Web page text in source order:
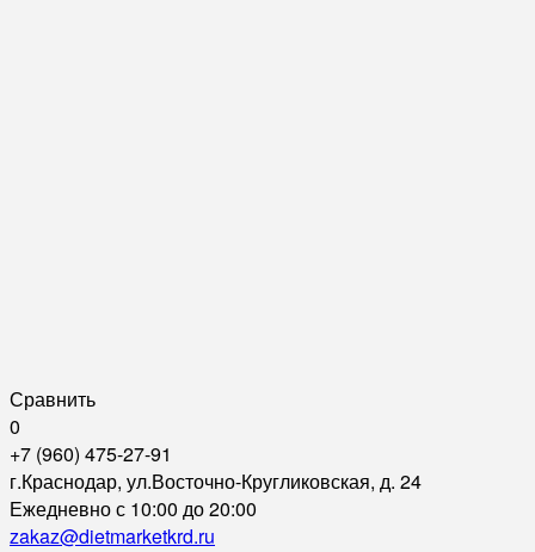
Сравнить
0
+7 (960) 475-27-91
г.Краснодар, ул.Восточно-Кругликовская, д. 24
Ежедневно с 10:00 до 20:00
zakaz@dietmarketkrd.ru